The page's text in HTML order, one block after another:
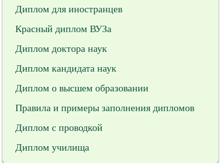
Диплом для иностранцев
Красный диплом ВУЗа
Диплом доктора наук
Диплом кандидата наук
Диплом о высшем образовании
Правила и примеры заполнения дипломов
Диплом с проводкой
Диплом училища